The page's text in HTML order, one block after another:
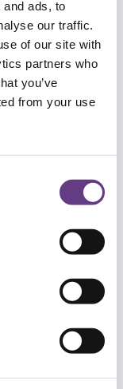
ads, to
our traffic.
of our site with
partners who
you’ve
from your use
șoferilor și a
și autentificarea